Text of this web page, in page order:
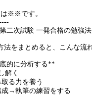
は※※です。
二次試験 一発合格の勉強法
法をまとめると、こんな流
的に分析する**
解く
る力を養う
→執筆の練習をする